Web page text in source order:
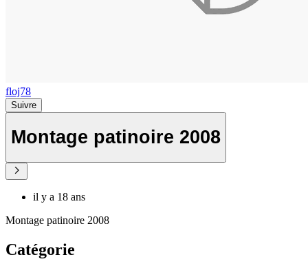
floj78
Suivre
Montage patinoire 2008
il y a 18 ans
Montage patinoire 2008
Catégorie